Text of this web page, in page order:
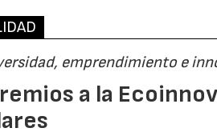
emprendimiento e
a la